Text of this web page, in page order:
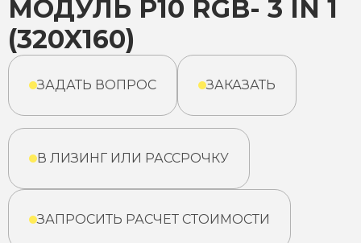
МОДУЛЬ P10 RGB- 3 IN 1
(320X160)
ЗАДАТЬ ВОПРОС ЗАКАЗАТЬ
В ЛИЗИНГ ИЛИ РАССРОЧКУ
ЗАПРОСИТЬ РАСЧЕТ СТОИМОСТИ